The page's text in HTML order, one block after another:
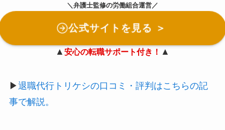
＼弁護士監修の労働組合運営／
公式サイトを見る ＞
▲ 安心の転職サポート付き！ ▲
▶︎退職代行トリケシの口コミ・評判はこちらの記
事で解説。